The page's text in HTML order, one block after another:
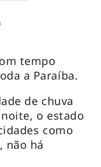
tempo
a Paraíba.
de chuva
o estado
como
não há